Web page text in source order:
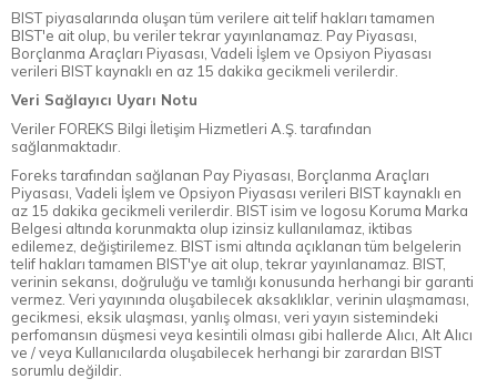
BIST piyasalarında oluşan tüm verilere ait telif hakları tamamen
BIST'e ait olup, bu veriler tekrar yayınlanamaz. Pay Piyasası,
Borçlanma Araçları Piyasası, Vadeli İşlem ve Opsiyon Piyasası
verileri BIST kaynaklı en az 15 dakika gecikmeli verilerdir.
Veri Sağlayıcı Uyarı Notu
Veriler FOREKS Bilgi İletişim Hizmetleri A.Ş. tarafından
sağlanmaktadır.
Foreks tarafından sağlanan Pay Piyasası, Borçlanma Araçları
Piyasası, Vadeli İşlem ve Opsiyon Piyasası verileri BIST kaynaklı en
az 15 dakika gecikmeli verilerdir. BIST isim ve logosu Koruma Marka
Belgesi altında korunmakta olup izinsiz kullanılamaz, iktibas
edilemez, değiştirilemez. BIST ismi altında açıklanan tüm belgelerin
telif hakları tamamen BIST'ye ait olup, tekrar yayınlanamaz. BIST,
verinin sekansı, doğruluğu ve tamlığı konusunda herhangi bir garanti
vermez. Veri yayınında oluşabilecek aksaklıklar, verinin ulaşmaması,
gecikmesi, eksik ulaşması, yanlış olması, veri yayın sistemindeki
perfomansın düşmesi veya kesintili olması gibi hallerde Alıcı, Alt Alıcı
ve / veya Kullanıcılarda oluşabilecek herhangi bir zarardan BIST
sorumlu değildir.